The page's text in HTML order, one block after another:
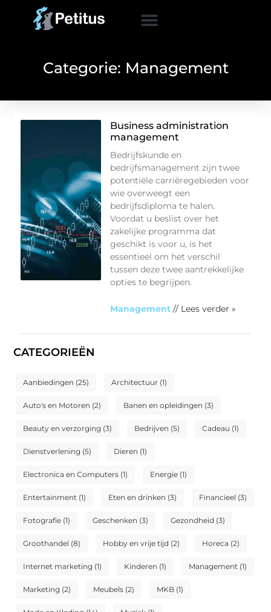
Categorie: Management
CATEGORIEËN
Aanbiedingen (25) Architectuur (1)
Auto's en Motoren (2) Banen en opleidingen (3)
Beauty en verzorging (3) Bedrijven (5) Cadeau (1)
Dienstverlening (5) Dieren (1)
Electronica en Computers (1) Energie (1)
Entertainment (1) Eten en drinken (3) Financieel (3)
Fotografie (1) Geschenken (3) Gezondheid (3)
Groothandel (8) Hobby en vrije tijd (2) Horeca (2)
Internet marketing (1) Kinderen (1) Management (1)
Marketing (2) Meubels (2) MKB (1)
Business administration
management
Bedrijfskunde en
bedrijfsmanagement zijn twee
potentiële carrièregebieden voor
wie overweegt een
bedrijfsdiploma te halen.
Voordat u beslist over het
zakelijke programma dat
geschikt is voor u, is het
essentieel om het verschil
tussen deze twee aantrekkelijke
opties te begrijpen.
Management // Lees verder »